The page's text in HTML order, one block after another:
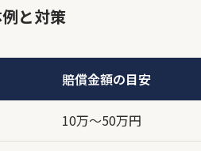
と対策
賠償金額の目安
10万〜50万円